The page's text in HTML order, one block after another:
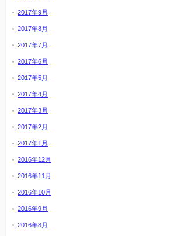
2017年9月
2017年8月
2017年7月
2017年6月
2017年5月
2017年4月
2017年3月
2017年2月
2017年1月
2016年12月
2016年11月
2016年10月
2016年9月
2016年8月